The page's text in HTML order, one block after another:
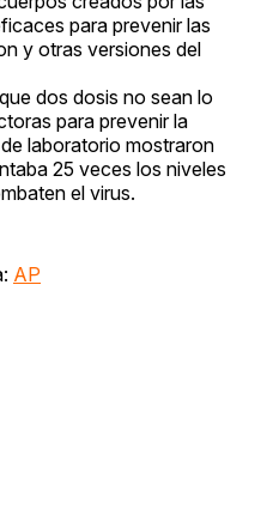
para prevenir las
y otras versiones del
dos dosis no sean lo
para prevenir la
laboratorio mostraron
25 veces los niveles
el virus.
AP